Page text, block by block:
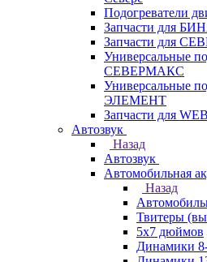
Подогреватели
Запчасти для
Запчасти для
Универсальные
СЕВЕРМАКС
Универсальные
ЭЛЕМЕНТ
Запчасти для
Автозвук
Назад
Автозвук
Автомобильная
Назад
Твитеры
5x7 дюймов
Динамики